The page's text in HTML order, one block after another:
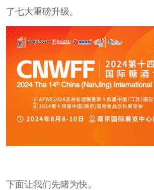
了七大重磅升级。
下面让我们先睹为快。